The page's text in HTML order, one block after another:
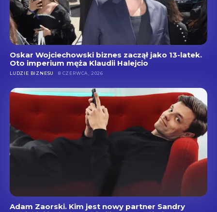
Oskar Wojciechowski biznes zaczął jako 13-latek.
Oto imperium męża Klaudii Halejcio
LUDZIE BIZNESU 8 CZERWCA, 2026
Adam Zaorski. Kim jest nowy partner Sandry